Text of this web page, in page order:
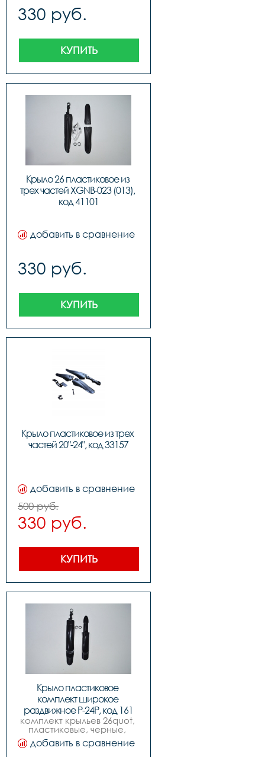
330 руб.
КУПИТЬ
Крыло 26 пластиковое из
трех частей XGNB-023 (013),
код 41101
добавить в сравнение
330 руб.
КУПИТЬ
Крыло пластиковое из трех
частей 20"-24", код 33157
добавить в сравнение
500 руб.
330 руб.
КУПИТЬ
Крыло пластиковое
комплект широкое
раздвижное P-24P, код 161
комплект крыльев 26quot,
пластиковые, черные,
раздвижные, широкие.
добавить в сравнение